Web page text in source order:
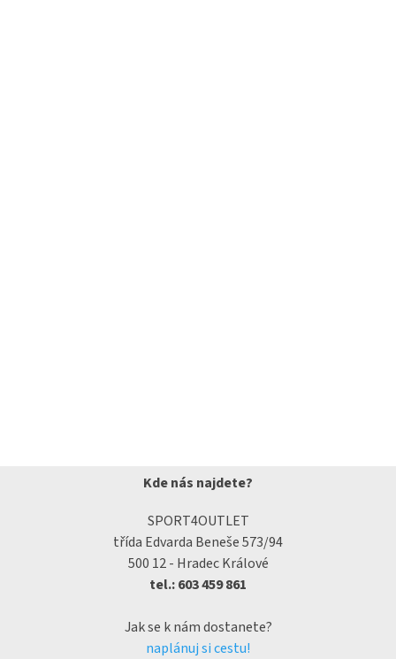
Kde nás najdete?
SPORT4OUTLET
třída Edvarda Beneše 573/94
500 12 - Hradec Králové
tel.: 603 459 861
Jak se k nám dostanete?
naplánuj si cestu!